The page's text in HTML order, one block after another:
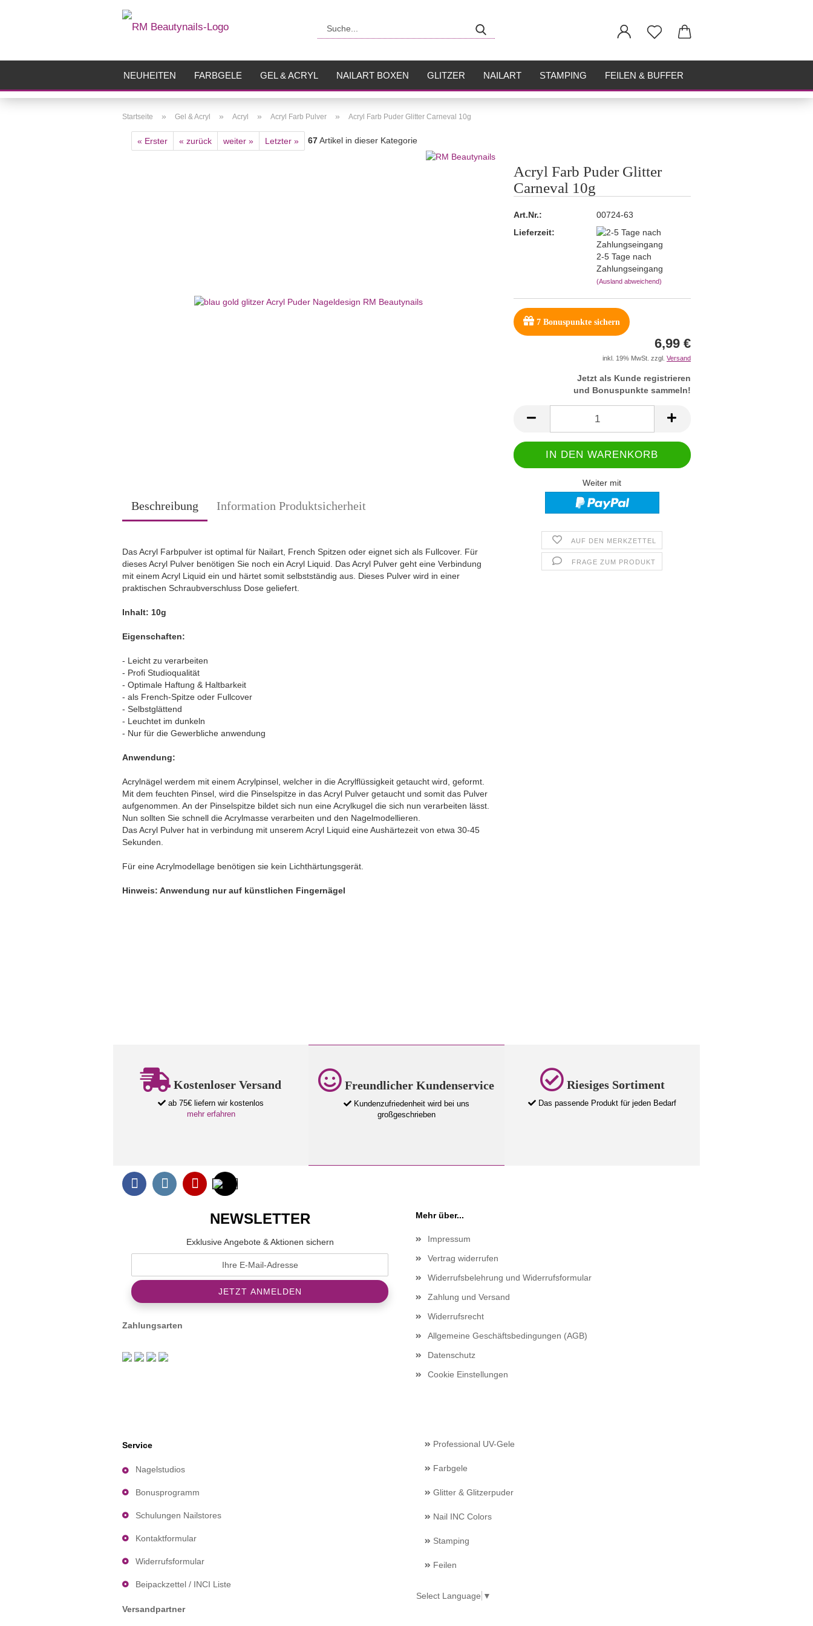
NEUHEITEN FARBGELE GEL & ACRYL NAILART BOXEN GLITZER NAILART STAMPING FEILEN & BUFFER
Startseite » Gel & Acryl » Acryl » Acryl Farb Pulver » Acryl Farb Puder Glitter Carneval 10g
« Erster « zurück weiter » Letzter » 67Artikel in dieser Kategorie
Acryl Farb Puder Glitter
Carneval 10g
Art.Nr.:
00724-63
Lieferzeit:
2-5 Tage nach
Zahlungseingang
(Ausland abweichend)
7Bonuspunkte sichern
6,99 €
inkl. 19% MwSt. zzgl. Versand
Jetzt als Kunde registrieren
und Bonuspunkte sammeln!
Weiter mit
AUF DEN MERKZETTEL
FRAGE ZUM PRODUKT
Beschreibung Information Produktsicherheit
Das Acryl Farbpulver ist optimal für Nailart, French Spitzen oder eignet sich als Fullcover. Für
dieses Acryl Pulver benötigen Sie noch ein Acryl Liquid. Das Acryl Pulver geht eine Verbindung
mit einem Acryl Liquid ein und härtet somit selbstständig aus. Dieses Pulver wird in einer
praktischen Schraubverschluss Dose geliefert.
Inhalt: 10g
Eigenschaften:
- Leicht zu verarbeiten
- Profi Studioqualität
- Optimale Haftung & Haltbarkeit
- als French-Spitze oder Fullcover
- Selbstglättend
- Leuchtet im dunkeln
- Nur für die Gewerbliche anwendung
Anwendung:
Acrylnägel werdem mit einem Acrylpinsel, welcher in die Acrylflüssigkeit getaucht wird, geformt.
Mit dem feuchten Pinsel, wird die Pinselspitze in das Acryl Pulver getaucht und somit das Pulver
aufgenommen. An der Pinselspitze bildet sich nun eine Acrylkugel die sich nun verarbeiten lässt.
Nun sollten Sie schnell die Acrylmasse verarbeiten und den Nagelmodellieren.
Das Acryl Pulver hat in verbindung mit unserem Acryl Liquid eine Aushärtezeit von etwa 30-45
Sekunden.
Für eine Acrylmodellage benötigen sie kein Lichthärtungsgerät.
Hinweis: Anwendung nur auf künstlichen Fingernägel
Kostenloser Versand
ab 75€ liefern wir kostenlos
mehr erfahren
Freundlicher Kundenservice
Kundenzufriedenheit wird bei uns
großgeschrieben
Riesiges Sortiment
Das passende Produkt für jeden Bedarf
NEWSLETTER
Exklusive Angebote & Aktionen sichern
Zahlungsarten
Mehr über...
Impressum
Vertrag widerrufen
Widerrufsbelehrung und Widerrufsformular
Zahlung und Versand
Widerrufsrecht
Allgemeine Geschäftsbedingungen (AGB)
Datenschutz
Cookie Einstellungen
Service
Nagelstudios
Bonusprogramm
Schulungen Nailstores
Kontaktformular
Widerrufsformular
Beipackzettel / INCI Liste
Versandpartner
Professional UV-Gele
Farbgele
Glitter & Glitzerpuder
Nail INC Colors
Stamping
Feilen
Select Language ▼